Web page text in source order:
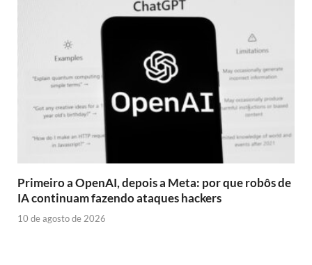
Primeiro a OpenAI, depois a Meta: por que robôs de
IA continuam fazendo ataques hackers
10 de agosto de 2026